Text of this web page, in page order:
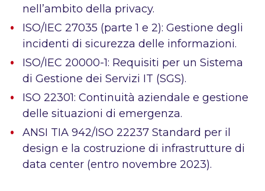
nell’ambito della privacy.
ISO/IEC 27035 (parte 1 e 2): Gestione degli
incidenti di sicurezza delle informazioni.
ISO/IEC 20000-1: Requisiti per un Sistema
di Gestione dei Servizi IT (SGS).
ISO 22301: Continuità aziendale e gestione
delle situazioni di emergenza.
ANSI TIA 942/ISO 22237 Standard per il
design e la costruzione di infrastrutture di
data center (entro novembre 2023).